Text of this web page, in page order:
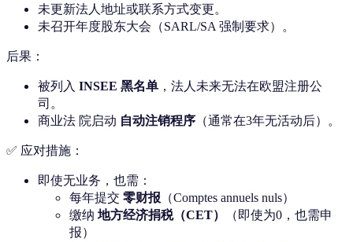
未更新法人地址或联系方式变更。
未召开年度股东大会（SARL/SA 强制要求）。
后果：
被列入 INSEE 黑名单 ，法人未来无法在欧盟注册公
司。
商业法 院启动 自动注销程序 （通常在3年无活动后）。
✅ 应对措施：
即使无业务，也需：
每年提交 零财报 （Comptes annuels nuls）
缴纳 地方经济捐税（CET）
（即使为0，也需申
报）